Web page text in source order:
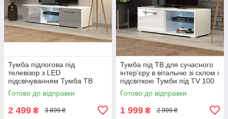
Тумба підлогова під
телевізор з LED
підсвічуванням Тумба ТВ
дводверна з 2 відкритими
полицями Тумби TV з ДСП
Готово до відправки
2 499 ₴ 3 899 ₴
Тумба під ТВ для сучасного
інтер'єру в вітальню зі склом і
підсвіткою Тумби під TV 100
см
Готово до відправки
1 999 ₴ 2 999 ₴